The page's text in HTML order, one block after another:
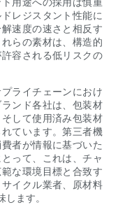
レジスタント性能に
速度の速さと相反す
らの素材は、構造的
容される低リスクの
ライチェーンにおけ
ンド各社は、包装材
して使用済み包装材
ています。第三者機
者が情報に基づいた
って、これは、チャ
な環境目標と合致す
イクル業者、原材料
ます。